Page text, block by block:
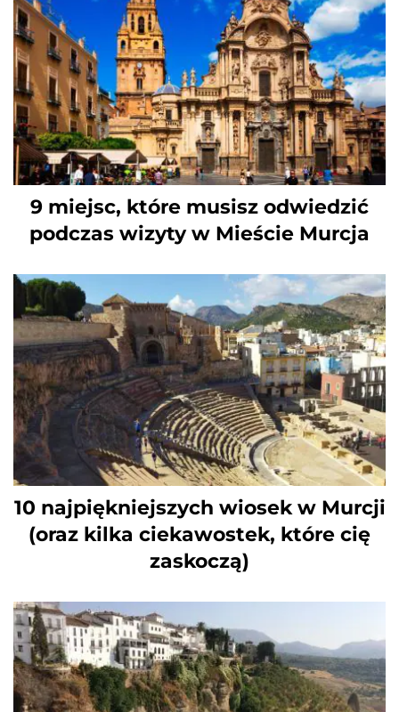
9 miejsc, które musisz odwiedzić
podczas wizyty w Mieście Murcja
10 najpiękniejszych wiosek w Murcji
(oraz kilka ciekawostek, które cię
zaskoczą)